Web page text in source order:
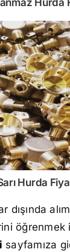
Hurda
Hurda
öğrenmek
sayfamıza